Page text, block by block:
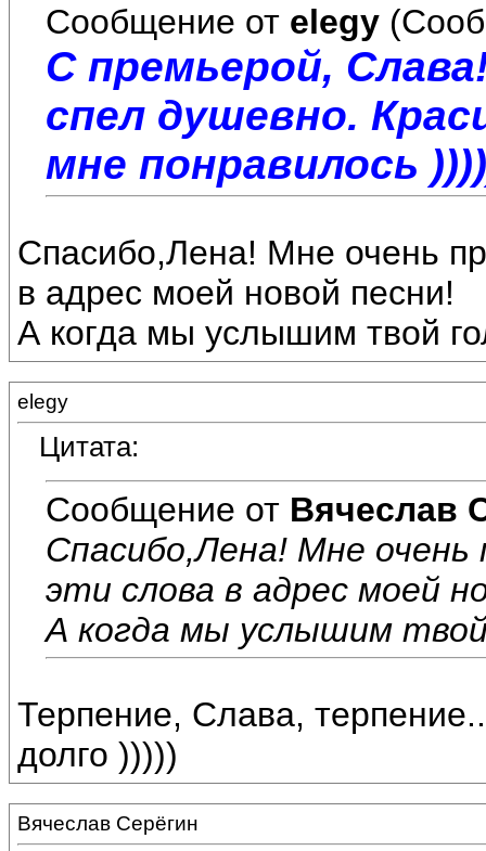
Сообщение от elegy
С премьерой,
спел душевно.
мне понравилось
Спасибо,Лена! Мне очень
в адрес моей новой песни!
А когда мы услышим твой
elegy
Цитата:
Сообщение от Вячеслав
Спасибо,Лена! Мне
эти слова в адрес моей
А когда мы услышим
Терпение, Слава,
долго )))))
Вячеслав Серёгин